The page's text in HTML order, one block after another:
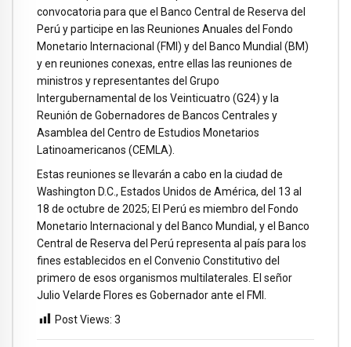
convocatoria para que el Banco Central de Reserva del
Perú y participe en las Reuniones Anuales del Fondo
Monetario Internacional (FMI) y del Banco Mundial (BM)
y en reuniones conexas, entre ellas las reuniones de
ministros y representantes del Grupo
Intergubernamental de los Veinticuatro (G24) y la
Reunión de Gobernadores de Bancos Centrales y
Asamblea del Centro de Estudios Monetarios
Latinoamericanos (CEMLA).
Estas reuniones se llevarán a cabo en la ciudad de
Washington D.C., Estados Unidos de América, del 13 al
18 de octubre de 2025; El Perú es miembro del Fondo
Monetario Internacional y del Banco Mundial, y el Banco
Central de Reserva del Perú representa al país para los
fines establecidos en el Convenio Constitutivo del
primero de esos organismos multilaterales. El señor
Julio Velarde Flores es Gobernador ante el FMI.
Post Views: 3